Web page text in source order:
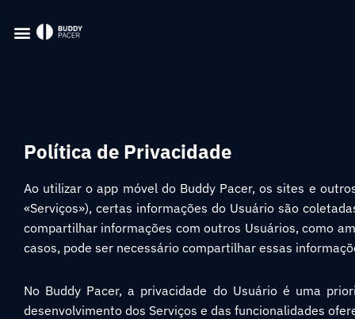
Política de Privacidade
Ao utilizar o app móvel do Buddy Pacer, os sites e
«Serviços»), certas informações do Usuário são
compartilhar informações com outros Usuários, como
casos, pode ser necessário compartilhar essas
No Buddy Pacer, a privacidade do Usuário é uma
desenvolvimento dos Serviços e das funcionalidades